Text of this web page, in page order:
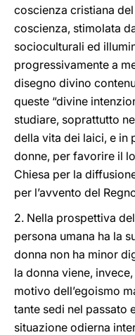
coscienza cristiana
coscienza, stimolata
socioculturali ed
progressivamente a
disegno divino
queste “divine
studiare, soprattutto
della vita dei laici, e in
donne, per favorire il
Chiesa per la
per l’avvento del
2. Nella prospettiva
persona umana ha la
donna non ha minor
la donna viene,
motivo dell’egoismo
tante sedi nel passato
situazione odierna